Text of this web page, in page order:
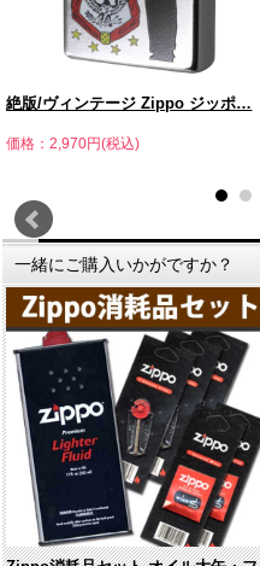
絶版/ヴィンテージ Zippo ジッポ…
価格：2,970円(税込)
一緒にご購入いかがですか？